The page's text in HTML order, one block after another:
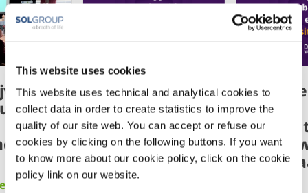
This website uses cookies
This website uses technical and analytical cookies to
collect data in order to create statistics to improve the
quality of our site web. You can accept or refuse our
cookies by clicking on the following buttons. If you want
to know more about our cookie policy, click on the cookie
policy link on our website.
meer
Voorbereid op
een
noodsituatie
met uw
therapie
een
met